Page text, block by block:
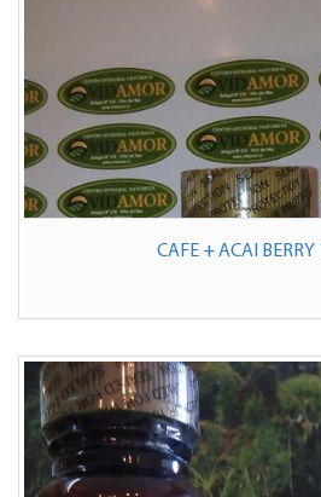
CAFE + ACAI BERRY